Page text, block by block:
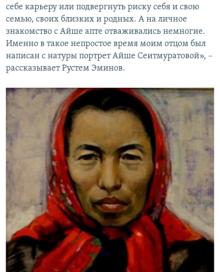
себе карьеру или подвергнуть риску себя и свою
семью, своих близких и родных. А на личное
знакомство с Айше апте отваживались немногие.
Именно в такое непростое время моим отцом был
написан с натуры портрет Айше Сеитмуратовой», –
рассказывает Рустем Эминов.